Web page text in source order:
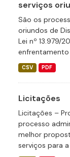
serviços
São os
oriundos de
Lei nº 13.979/
enfrentamento
CSV PDF
Licitações
Licitações –
processo
melhor
serviços para